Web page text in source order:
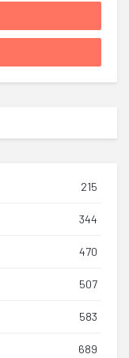
215
344
470
507
583
689